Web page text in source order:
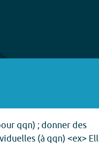
qqn) ; donner des
(à qqn) <ex>